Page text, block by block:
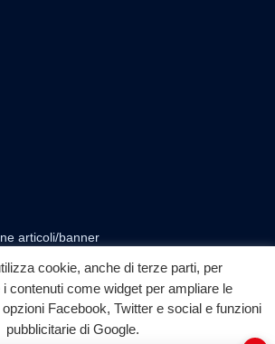
articoli/banner
f
Facebook
◎ ▶
YouTube
cookie, anche di terze parti, per
contenuti come widget per ampliare le
Facebook, Twitter e social e funzioni
pubblicitarie di Google.